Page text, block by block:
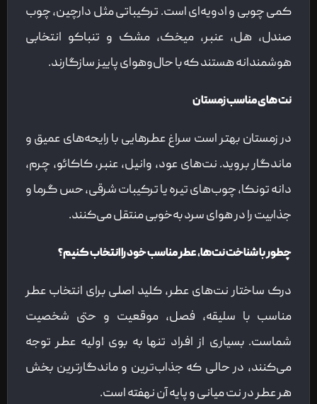
کمی چوبی و ادویه‌ای است. ترکیباتی مثل دارچین، چوب
صندل، هل، عنبر، میخک، مشک و تنباکو انتخابی
هوشمندانه هستند که با حال‌وهوای پاییز سازگارند.
نت های مناسب زمستان
در زمستان بهتر است سراغ عطرهایی با رایحه‌های عمیق و
ماندگار بروید. نت‌های عود، وانیل، عنبر، کاکائو، چرم،
دانه تونکا، چوب‌های تیره یا ترکیبات شرقی، حس گرما و
جذابیت را در هوای سرد به‌خوبی منتقل می‌کنند.
چطور با شناخت نت‌ها، عطر مناسب خود را انتخاب کنیم؟
درک ساختار نت‌های عطر، کلید اصلی برای انتخاب عطر
مناسب با سلیقه، فصل، موقعیت و حتی شخصیت
شماست. بسیاری از افراد تنها به بوی اولیه عطر توجه
می‌کنند، در حالی که جذاب‌ترین و ماندگارترین بخش
هر عطر در نت میانی و پایه آن نهفته است.